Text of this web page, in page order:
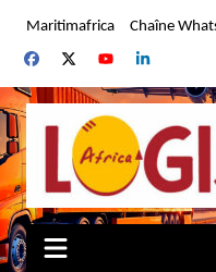
contenu
Maritimafrica Chaîne